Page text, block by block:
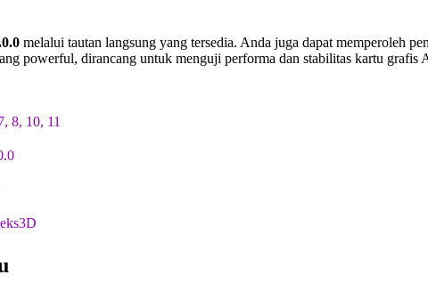
melalui tautan langsung yang tersedia. Anda juga dapat memperoleh
powerful, dirancang untuk menguji performa dan stabilitas kartu grafis
8, 10, 11